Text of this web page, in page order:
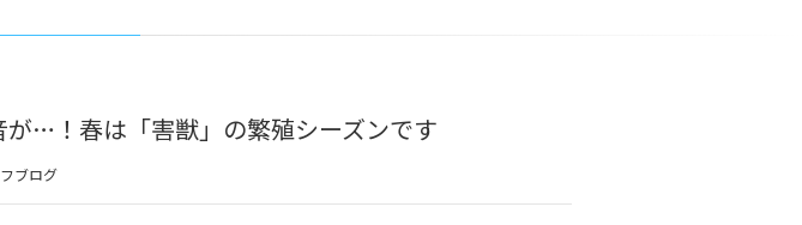
…！春は「害獣」の繁殖シーズンです
ブログ